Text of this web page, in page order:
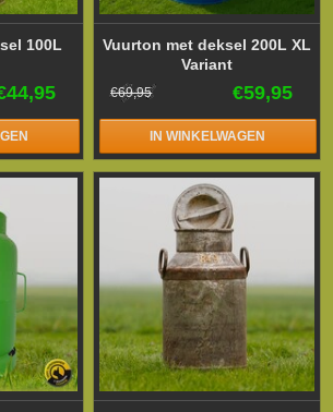
100L
Vuurton met deksel 200L XL
Variant
€59,95
€69,95
IN WINKELWAGEN